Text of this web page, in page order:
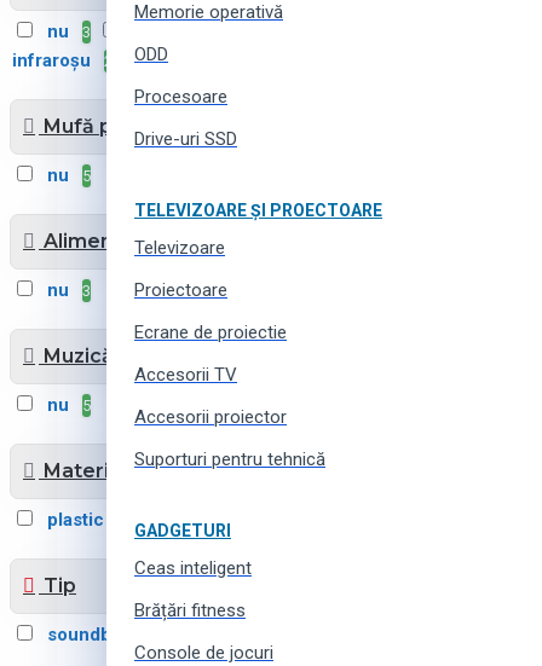
Memorie operativă
ODD
Procesoare
Drive-uri SSD
TELEVIZOARE ȘI PROECTOARE
Televizoare
Proiectoare
Ecrane de proiectie
Accesorii TV
Accesorii proiector
Suporturi pentru tehnică
GADGETURI
Ceas inteligent
Brățări fitness
Console de jocuri
nu 3
infraroșu
2
Mufă pentru căști
nu 5
Alimentare electrică
nu 3
Muzică ușoară
nu 5
Material
plastic ABS 3
Tip
soundbar